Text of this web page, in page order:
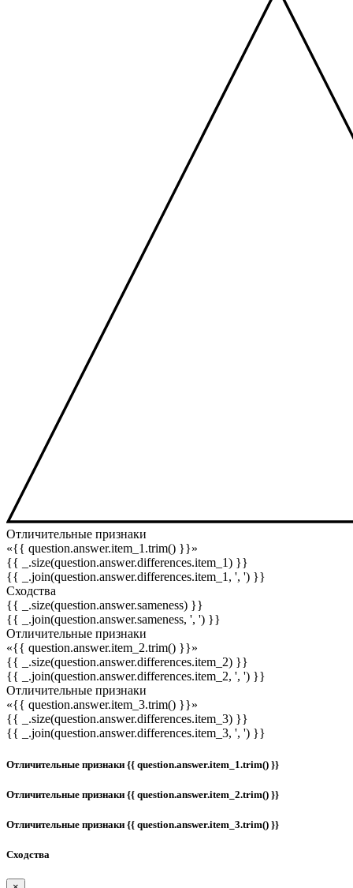
Отличительные признаки
«{{ question.answer.item_1.trim() }}»
{{ _.size(question.answer.differences.item_1) }}
{{ _.join(question.answer.differences.item_1, ', ') }}
Сходства
{{ _.size(question.answer.sameness) }}
{{ _.join(question.answer.sameness, ', ') }}
Отличительные признаки
«{{ question.answer.item_2.trim() }}»
{{ _.size(question.answer.differences.item_2) }}
{{ _.join(question.answer.differences.item_2, ', ') }}
Отличительные признаки
«{{ question.answer.item_3.trim() }}»
{{ _.size(question.answer.differences.item_3) }}
{{ _.join(question.answer.differences.item_3, ', ') }}
Отличительные признаки {{ question.answer.item_1.trim() }}
Отличительные признаки {{ question.answer.item_2.trim() }}
Отличительные признаки {{ question.answer.item_3.trim() }}
Сходства